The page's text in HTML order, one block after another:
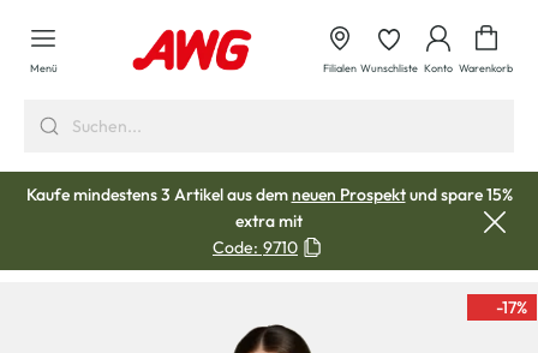
springen
Menü Filialen Wunschliste Konto Warenkorb
Kaufe mindestens 3 Artikel aus demneuen Prospektund spare 15%
extra mit
Code: 9710
-17%